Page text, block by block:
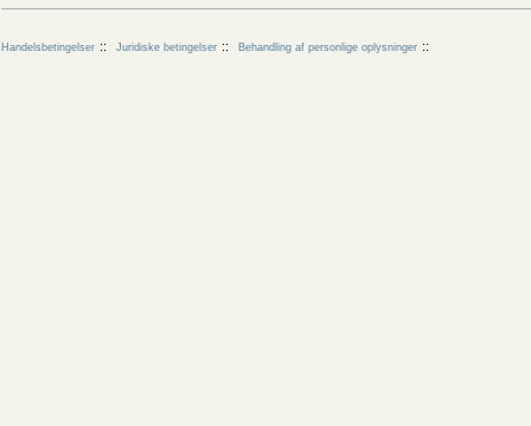
Handelsbetingelser Juridiske betingelser Behandling af personlige oplysninger